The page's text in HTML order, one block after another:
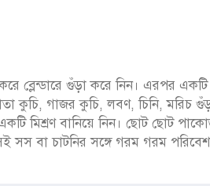
ব্লেন্ডারে গুঁড়া করে নিন। এরপর
কুচি, গাজর কুচি, লবণ, চিনি, মরিচ
একটি মিশ্রণ বানিয়ে নিন। ছোট ছোট
সস বা চাটনির সঙ্গে গরম গরম